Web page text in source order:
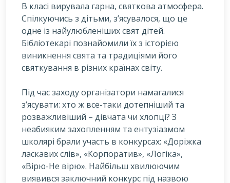
В класі вирувала гарна, святкова атмосфера.
Спілкуючись з дітьми, з’ясувалося, що це
одне із найулюбленіших свят дітей.
Бібліотекарі познайомили їх з історією
виникнення свята та традиціями його
святкування в різних країнах світу.
Під час заходу організатори намагалися
з’ясувати: хто ж все-таки дотепніший та
розважливіший – дівчата чи хлопці? З
неабияким захопленням та ентузіазмом
школярі брали участь в конкурсах: «Доріжка
ласкавих слів», «Корпоратив», «Логіка»,
«Вірю-Не вірю». Найбільш хвилюючим
виявився заключний конкурс під назвою